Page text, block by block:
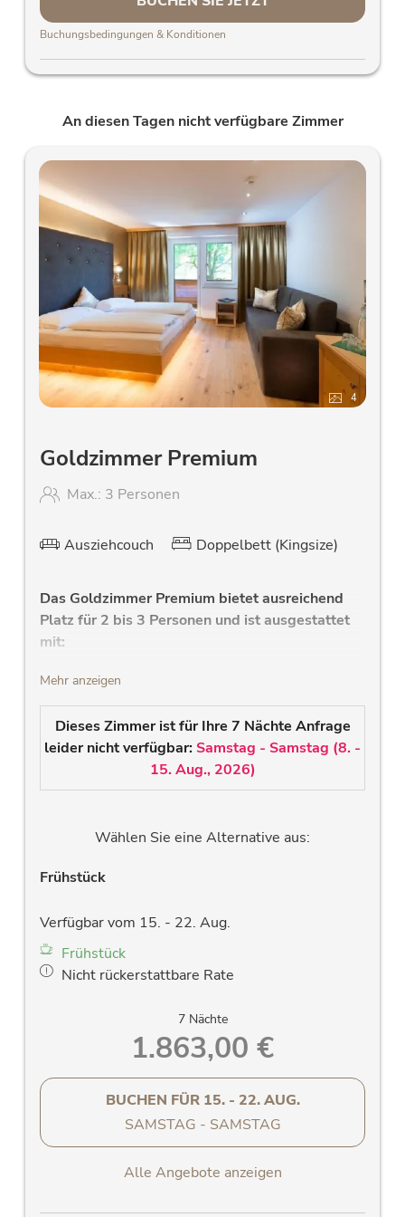
Buchungsbedingungen & Konditionen
An diesen Tagen nicht verfügbare Zimmer
4
Goldzimmer Premium
Max.: 3 Personen
Ausziehcouch Doppelbett (Kingsize)
Das Goldzimmer Premium bietet ausreichend
Platz für 2 bis 3 Personen und ist ausgestattet
mit:
gemütliches Schlafzimmer mit
hochwertigen Doppelbett, mit Lederkopfteil
und Gesundheitsmatratze
hochwertiges Sofa mit Liegefläche für die 3.
modernes Bad mit Dusche, WC, W-Lan
Spiegel, Handtuchtrockner
Radiowecker
großes westseitiges oder ostseitiges
Blick auf die Rauriser Bergwelt
Zimmersafe
Kostenloses W-Lan
Allergiker Bettwäsche
stillvolle Massivholzmöbel
Mehr anzeigen
Dieses Zimmer ist für Ihre 7 Nächte Anfrage
leider nicht verfügbar: Samstag - Samstag (8. -
15. Aug., 2026)
Wählen Sie eine Alternative aus:
Frühstück
Verfügbar vom 15. - 22. Aug.
Frühstück
Nicht rückerstattbare Rate
7 Nächte
1.863,00 €
BUCHEN FÜR 15. - 22. AUG.
SAMSTAG - SAMSTAG
Alle Angebote anzeigen